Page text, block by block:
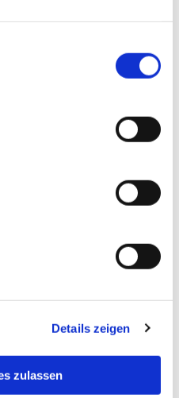
Details zeigen
zulassen(ABS)